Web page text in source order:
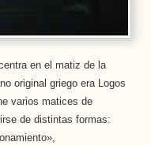
en el matiz de la
original griego era Logos
varios matices de
de distintas formas: